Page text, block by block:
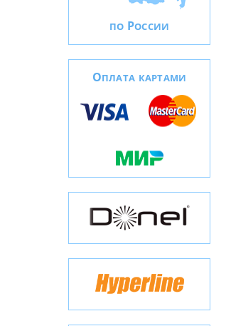
ПО РОССИИ
ОПЛАТА КАРТАМИ